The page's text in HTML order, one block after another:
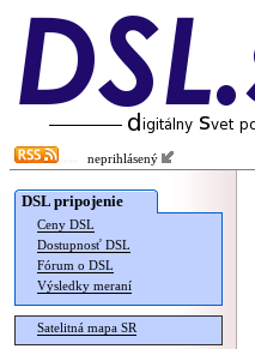
neprihlásený
DSL pripojenie
Ceny DSL
Dostupnosť DSL
Fórum o DSL
Výsledky meraní
Satelitná mapa SR